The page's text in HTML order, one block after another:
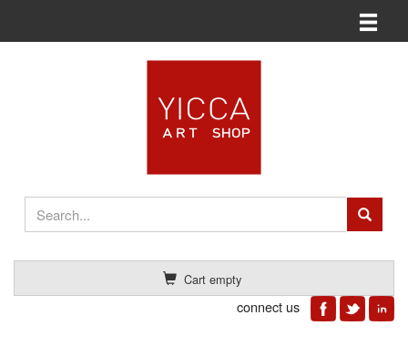
Cart empty
connect us
Toggle